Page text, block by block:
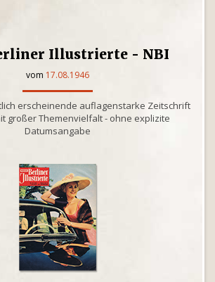
Illustrierte - NBI
vom 17.08.1946
erscheinende auflagenstarke Zeitschrift
großer Themenvielfalt - ohne explizite
Datumsangabe